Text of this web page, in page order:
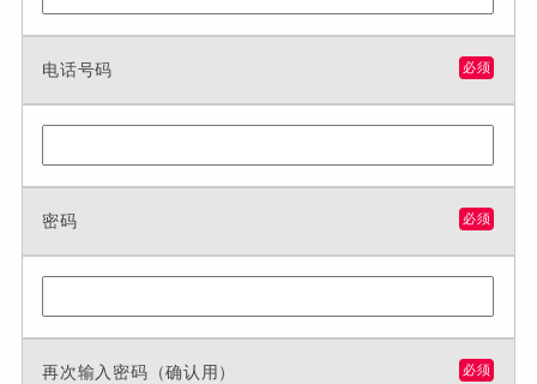
电话号码 必须
密码 必须
再次输入密码（确认用） 必须